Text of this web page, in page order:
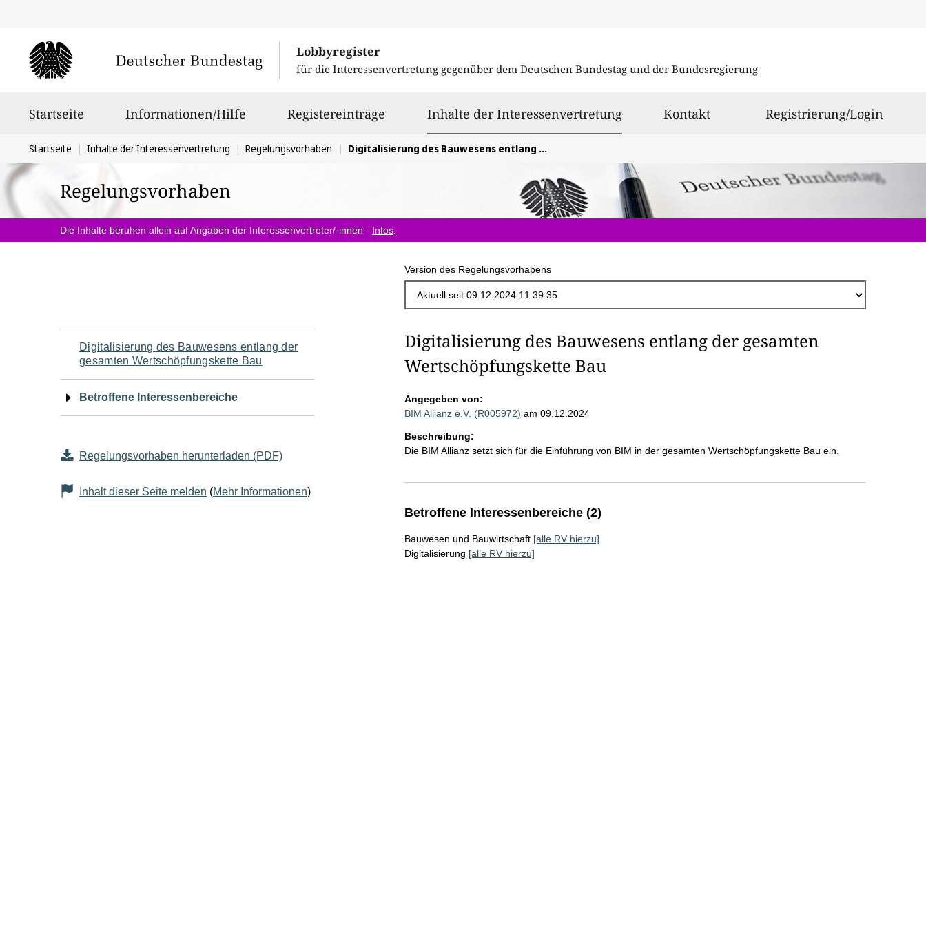
Lobbyregister
für die Interessenvertretung gegenüber dem Deutschen Bundestag und der Bundesregierung
Startseite Informationen/Hilfe Registereinträge Inhalte der Interessenvertretungausgewählt
Kontakt Registrierung/Login
Sie
befinden
sich
hier:
Startseite Inhalte der Interessenvertretung Regelungsvorhaben Digitalisierung des Bauwesens entlang der gesamten Wertschöpfungskette Bau
Regelungsvorhaben
Die Inhalte beruhen allein auf Angaben der Interessenvertreter/-innen - Infos
Version des Regelungsvorhabens
Navigation
für
den
Seiteninhalt
Digitalisierung des Bauwesens entlang der
gesamten Wertschöpfungskette Bau
Betroffene Interessenbereiche
Regelungsvorhaben herunterladen (PDF)
Inhalt dieser Seite melden (Mehr Informationen)
Digitalisierung des Bauwesens entlang der gesamten
Wertschöpfungskette Bau
Angegeben von:
BIM Allianz e.V. (R005972) am 09.12.2024
Beschreibung:
Die BIM Allianz setzt sich für die Einführung von BIM in der gesamten Wertschöpfungskette Bau ein.
Betroffene Interessenbereiche (2)
Bauwesen und Bauwirtschaft [alle RV hierzu]
Digitalisierung [alle RV hierzu]